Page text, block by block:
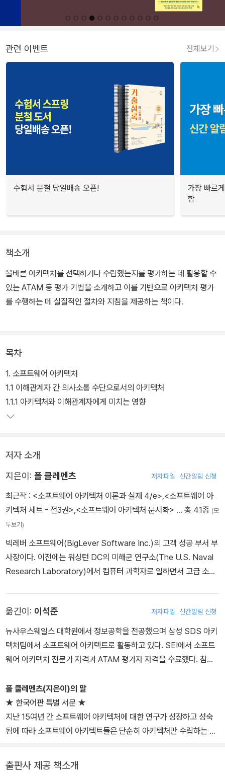
관련 이벤트 전체보기
수험서 분철 당일배송 오픈!
가장 빠르
합
책소개
올바른 아키텍처를 선택하거나 수립했는지를 평가하는 데 활용할 수
있는 ATAM 등 평가 기법을 소개하고 이를 기반으로 아키텍처 평가
를 수행하는 데 실질적인 절차와 지침을 제공하는 책이다.
처 평가방법과 이를 실제 적용한 사례를 설명한다. 이 방법은 아키텍
처 평가에 개발 일정(대개 며칠 이내)을 좀더 늘리거나 비용을 추가하
는 것만으로도 실제로 위험을 감소시킬 수 있다는 사실을 보여준다.
이 책은 아키텍처 평가에 대한 개념적인 배경 소개와 많은 정부기관
에 적용했을 때의 가치를 보여주며, 보충 설명을 통해 이 책의 전반에
걸쳐 어려운 상황에서 도출된 실제 팁과 흥미로운 배경 이야기를 제
목차
1. 소프트웨어 아키텍처
1.1 이해관계자 간 의사소통 수단으로서의 아키텍처
1.1.1 아키텍처와 이해관계자에게 미치는 영향
저자 소개
지은이: 폴 클레멘츠 저자파일 신간알림 신청
최근작 : <소프트웨어 아키텍처 이론과 실제 4/e>,<소프트웨어 아
키텍처 세트 - 전3권>,<소프트웨어 아키텍처 문서화> … 총 41종 (모
두보기)
빅레버 소프트웨어(BigLever Software Inc.)의 고객 성공 부서 부
사장이다. 이전에는 워싱턴 DC의 미해군 연구소(The U.S. Naval
Research Laboratory)에서 컴퓨터 과학자로 일하면서 고급 소프
성원으로서 소프트웨어 제품 라인 엔지니어링과 소프트웨어 아키텍
처 설계, 문서화, 분석에 관한 프로젝트를 이끌었다. 이 책 외에도 『소
프트웨어 아키텍처 문서화』(에이콘, 2016)와, 『소프트웨어 아키텍처
평가』(에이콘, 2009)을 공저했다. 까다로운 소프트웨어 시스템의 설
링에 관한 100여 개의 논문을 썼다.
옮긴이: 이석준 저자파일 신간알림 신청
뉴사우스웨일스 대학원에서 정보공학을 전공했으며 삼성 SDS 아키
텍처팀에서 소프트웨어 아키텍트로 활동하고 있다. SEI에서 소프트
웨어 아키텍처 전문가 자격과 ATAM 평가자 자격을 수료했다. 참여
데 많은 노력을 하고 있으며 이와 관련한 사내 과정의 집필과 강의를
맡고 있다. 『소프트웨어 아키텍처: 이론과 실제』(에이콘출판사, 200
7)를 번역했다.
폴 클레멘츠(지은이)의 말
★ 한국어판 특별 서문 ★
지난 15여년 간 소프트웨어 아키텍처에 대한 연구가 성장하고 성숙
됨에 따라 소프트웨어 아키텍트들은 단순히 아키텍처만 수립하는 일
트는 설계자를 선도해주고, 새로운 기술을 도입하기 위한 계획을 수
립하는 역할도 담당한다. 또한 조직의 경영목표를 구체화하는 데 참
출판사 제공 책소개